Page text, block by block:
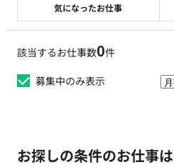
該当するお仕事数0件
募集中のみ表示
お探しの条件のお仕事
気になったお仕事